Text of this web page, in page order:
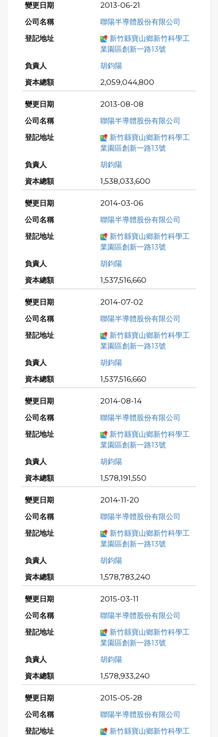
2013-06-21
聯陽半導體股份有限公司
新竹縣寶山鄉新竹科學工
業園區創新一路13號
胡鈞陽
2,059,044,800
2013-08-08
聯陽半導體股份有限公司
新竹縣寶山鄉新竹科學工
業園區創新一路13號
胡鈞陽
1,538,033,600
2014-03-06
聯陽半導體股份有限公司
新竹縣寶山鄉新竹科學工
業園區創新一路13號
胡鈞陽
1,537,516,660
2014-07-02
聯陽半導體股份有限公司
新竹縣寶山鄉新竹科學工
業園區創新一路13號
胡鈞陽
1,537,516,660
2014-08-14
聯陽半導體股份有限公司
新竹縣寶山鄉新竹科學工
業園區創新一路13號
胡鈞陽
1,578,191,550
2014-11-20
聯陽半導體股份有限公司
新竹縣寶山鄉新竹科學工
業園區創新一路13號
胡鈞陽
1,578,783,240
2015-03-11
聯陽半導體股份有限公司
新竹縣寶山鄉新竹科學工
業園區創新一路13號
胡鈞陽
1,578,933,240
2015-05-28
聯陽半導體股份有限公司
新竹縣寶山鄉新竹科學工